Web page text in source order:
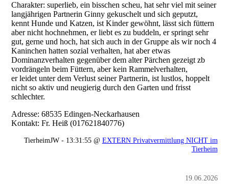
Charakter: superlieb, ein bisschen scheu, hat sehr viel mit seiner
langjährigen Partnerin Ginny gekuschelt und sich geputzt,
kennt Hunde und Katzen, ist Kinder gewöhnt, lässt sich füttern
aber nicht hochnehmen, er liebt es zu buddeln, er springt sehr
gut, gerne und hoch, hat sich auch in der Gruppe als wir noch 4
Kaninchen hatten sozial verhalten, hat aber etwas
Dominanzverhalten gegenüber dem alter Pärchen gezeigt zb
vordrängeln beim Füttern, aber kein Rammelverhalten,
er leidet unter dem Verlust seiner Partnerin, ist lustlos, hoppelt
nicht so aktiv und neugierig durch den Garten und frisst
schlechter.
Adresse: 68535 Edingen-Neckarhausen
Kontakt: Fr. Heiß (017621840776)
TierheimJW - 13:31:55 @ EXTERN Privatvermittlung NICHT im
Tierheim
19.06.2026